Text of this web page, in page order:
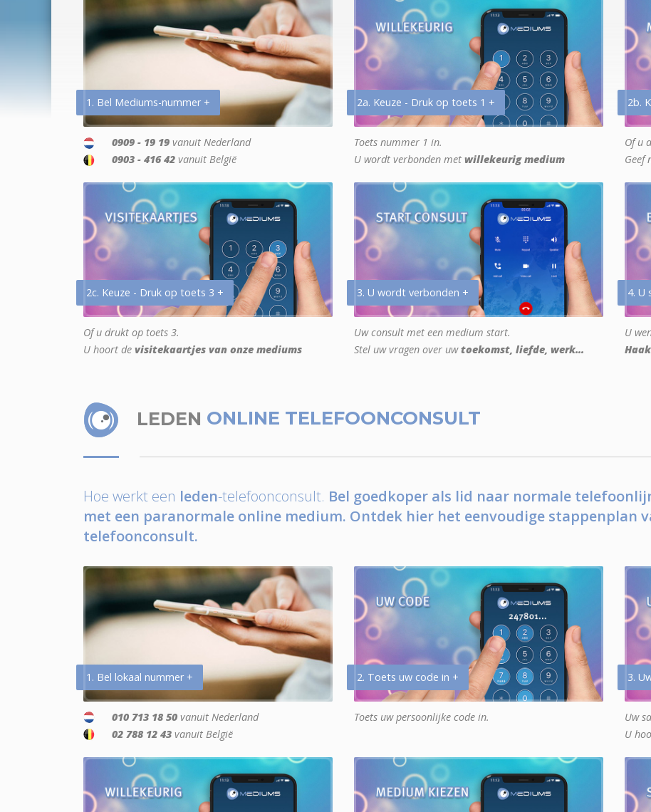
1. Bel Mediums-nummer +
0909 - 19 19 vanuit Nederland
0903 - 416 42 vanuit België
2a. Keuze - Druk op toets 1 +
Toets nummer 1 in.
U wordt verbonden met willekeurig medium
2b.
Of u
Geef
2c. Keuze - Druk op toets 3 +
Of u drukt op toets 3.
U hoort de visitekaartjes van onze mediums
3. U wordt verbonden +
Uw consult met een medium start.
Stel uw vragen over uwtoekomst, liefde, werk...
4. U
U
LEDEN ONLINE TELEFOONCONSULT
Hoe werkt een leden-telefoonconsult. Bel goedkoper als lid naar normale
met een paranormale online medium. Ontdek hier het eenvoudige stappenplan
telefoonconsult.
1. Bel lokaal nummer +
010 713 18 50 vanuit Nederland
02 788 12 43 vanuit België
2. Toets uw code in +
Toets uw persoonlijke code in.
3.
Uw
U